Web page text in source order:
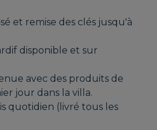
et remise des clés jusqu'à
disponible et sur
avec des produits de
jour dans la villa.
quotidien (livré tous les